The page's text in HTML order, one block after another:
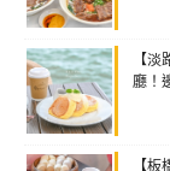
【
廳！
【